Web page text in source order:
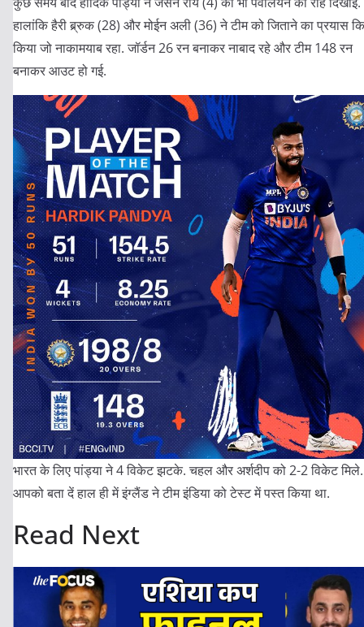
हालांकि हैरी ब्र्रुक (28) और मोईन अली (36) ने टीम को जिताने का प्रयास
किया जो नाकामयाब रहा. जॉर्डन 26 रन बनाकर नाबाद रहे और टीम 148 रन
बनाकर आउट हो गई.
भारत के लिए पांड्या ने 4 विकेट झटके. चहल और अर्शदीप को 2-2 विकेट मिले.
आपको बता दें हाल ही में इंग्लैंड ने टीम इंडिया को टेस्ट में पस्त किया था.
Read Next